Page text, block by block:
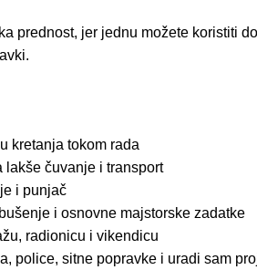
prednost, jer jednu možete koristiti
kretanja tokom rada
lakše čuvanje i transport
i punjač
i osnovne majstorske zadatke
radionicu i vikendicu
police, sitne popravke i uradi sam